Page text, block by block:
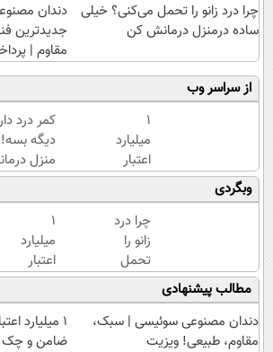
چرا درد زانو را تحمل می‌کنی؟ خیلی
ساده درمنزل درمانش کن
دندان
جدیدترین
مقاوم |
از سراسر وب
۱
میلیارد
اعتبار
خرید
طلا |
بدون
ضامن
و چک
کمر درد
دیگه
منزل
کن
وبگردی
چرا درد
زانو را
تحمل
می‌کنی؟
خیلی
ساده
درمنزل
۱
میلیارد
اعتبار
خرید
طلا |
بدون
ضامن
مطالب پیشنهادی
دندان مصنوعی سوئیسی | سبک،
مقاوم، طبیعی! ویزیت
۱ میلیارد
ضامن و چک